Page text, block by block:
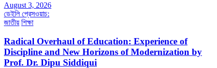
August 3, 2026
ডেইলি প্রেসওয়াচ:
জাতীয় শিক্ষা
Radical Overhaul of Education: Experience of
Discipline and New Horizons of Modernization by
Prof. Dr. Dipu Siddiqui